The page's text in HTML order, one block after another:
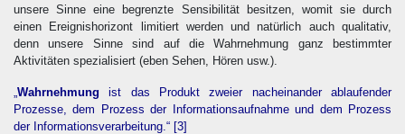
unsere Sinne eine begrenzte Sensibilität besitzen, womit sie durch
einen Ereignishorizont limitiert werden und natürlich auch qualitativ,
denn unsere Sinne sind auf die Wahrnehmung ganz bestimmter
Aktivitäten spezialisiert (eben Sehen, Hören usw.).
„Wahrnehmung ist das Produkt zweier nacheinander ablaufender
Prozesse, dem Prozess der Informationsaufnahme und dem Prozess
der Informationsverarbeitung.“ [3]